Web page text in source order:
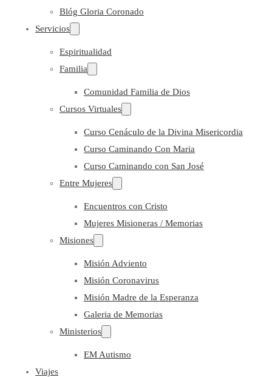
Blóg Gloria Coronado
Servicios
Espiritualidad
Familia
Comunidad Familia de Dios
Cursos Virtuales
Curso Cenáculo de la Divina Misericordia
Curso Caminando Con Maria
Curso Caminando con San José
Entre Mujeres
Encuentros con Cristo
Mujeres Misioneras / Memorias
Misiones
Misión Adviento
Misión Coronavirus
Misión Madre de la Esperanza
Galeria de Memorias
Ministerios
EM Autismo
Viajes